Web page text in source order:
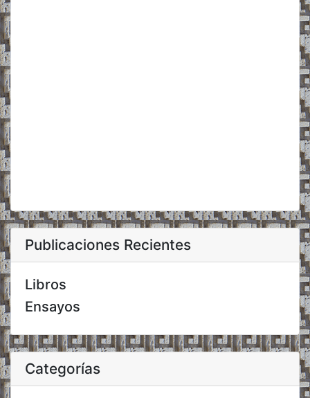
Publicaciones Recientes
Libros
Ensayos
Categorías